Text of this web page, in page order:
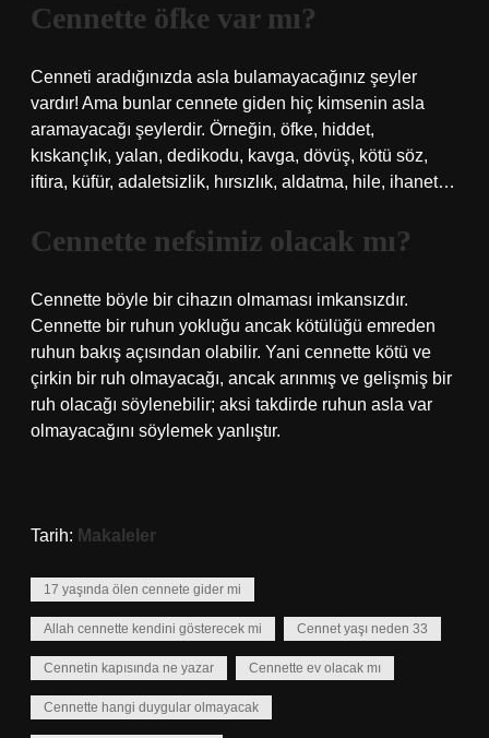
Cennette öfke var mı?
Cenneti aradığınızda asla bulamayacağınız şeyler
vardır! Ama bunlar cennete giden hiç kimsenin asla
aramayacağı şeylerdir. Örneğin, öfke, hiddet,
kıskançlık, yalan, dedikodu, kavga, dövüş, kötü söz,
iftira, küfür, adaletsizlik, hırsızlık, aldatma, hile, ihanet…
Cennette nefsimiz olacak mı?
Cennette böyle bir cihazın olmaması imkansızdır.
Cennette bir ruhun yokluğu ancak kötülüğü emreden
ruhun bakış açısından olabilir. Yani cennette kötü ve
çirkin bir ruh olmayacağı, ancak arınmış ve gelişmiş bir
ruh olacağı söylenebilir; aksi takdirde ruhun asla var
olmayacağını söylemek yanlıştır.
Tarih: Makaleler
17 yaşında ölen cennete gider mi
Allah cennette kendini gösterecek mi Cennet yaşı neden 33
Cennetin kapısında ne yazar Cennette ev olacak mı
Cennette hangi duygular olmayacak